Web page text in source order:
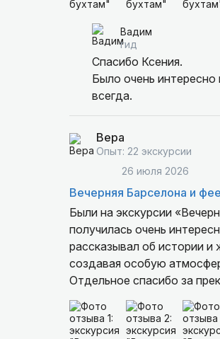
Вадим
гид
Спасибо Ксения.
Было очень интересно
всегда.
Вера
Опыт: 22 экскурсии
26 июля 2026
Вечерняя Барселона и
Были на экскурсии
получилась очень
рассказывал об истории
создавая особую
Отдельное спасибо за
которые теперь будут
Рекомендуем эту
интересного и увезти с